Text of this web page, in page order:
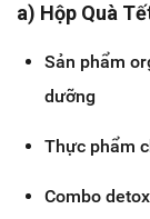
a) Hộp Quà
Sản phẩm
dưỡng
Thực phẩm
Combo